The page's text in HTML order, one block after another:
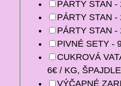
PÁRTY STAN -
PÁRTY STAN -
PÁRTY STAN -
PIVNÉ SETY -
CUKROVÁ
6€ / KG,
VÝČAPNÉ